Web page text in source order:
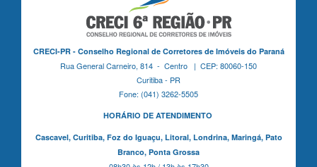
CRECI-PR - Conselho Regional de Corretores de Imóveis do Paraná
Rua General Carneiro, 814 - Centro | CEP: 80060-150
Curitiba - PR
Fone: (041) 3262-5505
HORÁRIO DE ATENDIMENTO
Cascavel, Curitiba,Foz do Iguaçu, Litoral, Londrina, Maringá, Pato
Branco, Ponta Grossa